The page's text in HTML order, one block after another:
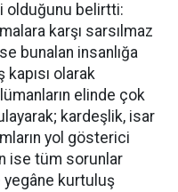
olduğunu belirtti:
karşı sarsılmaz
bunalan insanlığa
kapısı olarak
elinde çok
kardeşlik, isar
yol gösterici
ise tüm sorunlar
yegâne kurtuluş